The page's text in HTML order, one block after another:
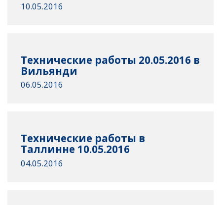
10.05.2016
Технические работы 20.05.2016 в
Вильянди
06.05.2016
Технические работы в
Таллинне 10.05.2016
04.05.2016